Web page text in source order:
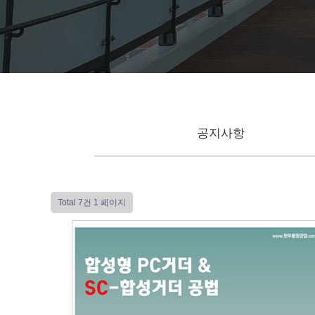
공지사항
Total 7건 1 페이지